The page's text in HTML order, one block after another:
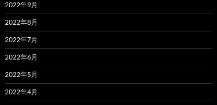
2022年9月
2022年8月
2022年7月
2022年6月
2022年5月
2022年4月